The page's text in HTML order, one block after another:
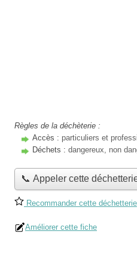
Règles de la déchèterie :
Accès : particuliers et
Déchets : dangereux, non
📞 Appeler cette
Recommander cette déchetterie
Améliorer cette fiche